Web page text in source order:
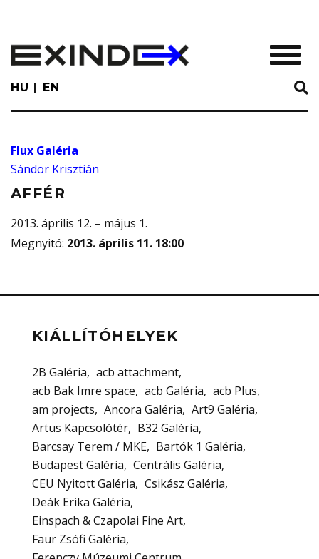
main
content
HU EN
Flux Galéria
Sándor Krisztián
AFFÉR
2013. április 12. – május 1.
Megnyitó: 2013. április 11. 18:00
KIÁLLÍTÓHELYEK
2B Galéria
acb attachment
acb Bak Imre space
acb Galéria
acb Plus
am projects
Ancora Galéria
Art9 Galéria
Artus Kapcsolótér
B32 Galéria
Barcsay Terem / MKE
Bartók 1 Galéria
Budapest Galéria
Centrális Galéria
CEU Nyitott Galéria
Csikász Galéria
Deák Erika Galéria
Einspach & Czapolai Fine Art
Faur Zsófi Galéria